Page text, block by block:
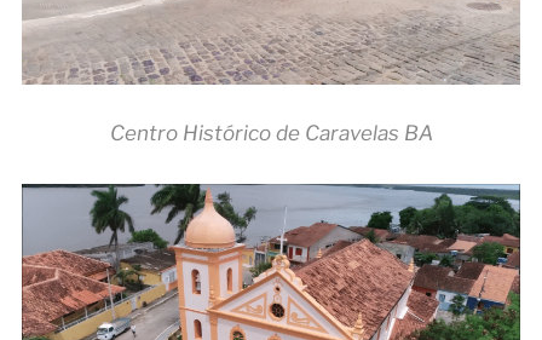
Centro Histórico de Caravelas BA